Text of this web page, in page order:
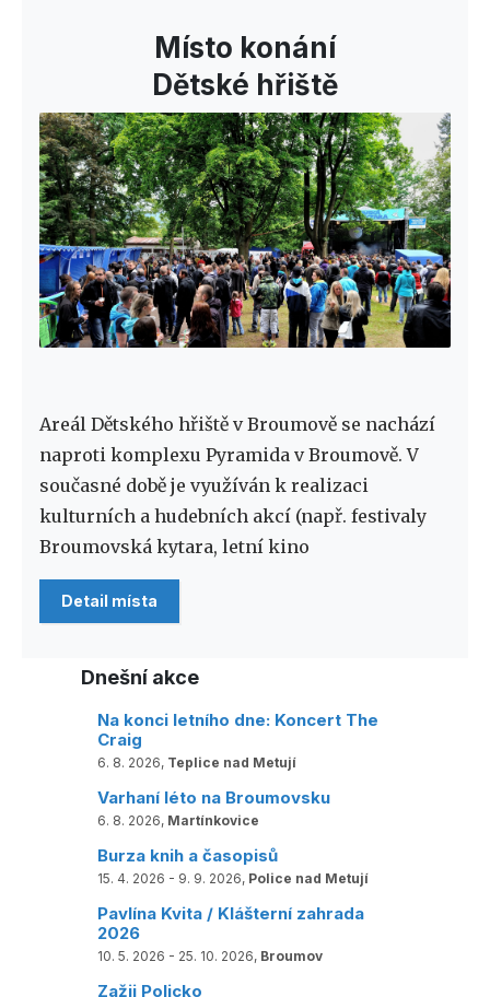
Místo konání
Dětské hřiště
Areál Dětského hřiště v Broumově se nachází
naproti komplexu Pyramida v Broumově. V
současné době je využíván k realizaci
kulturních a hudebních akcí (např. festivaly
Broumovská kytara, letní kino
Detail místa
Dnešní akce
Na konci letního dne: Koncert The
Craig
6. 8. 2026, Teplice nad Metují
Varhaní léto na Broumovsku
6. 8. 2026, Martínkovice
Burza knih a časopisů
15. 4. 2026 - 9. 9. 2026, Police nad Metují
Pavlína Kvita / Klášterní zahrada
2026
10. 5. 2026 - 25. 10. 2026, Broumov
Zažij Policko